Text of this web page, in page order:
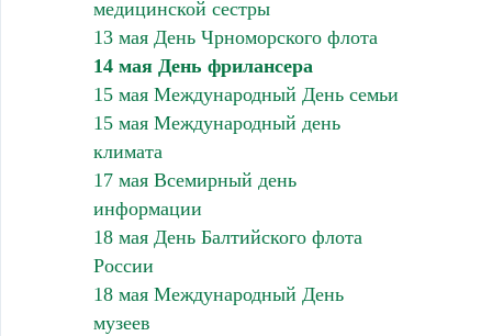
медицинской сестры
13 мая День Чрноморского флота
14 мая День фрилансера
15 мая Международный День семьи
15 мая Международный день
климата
17 мая Всемирный день
информации
18 мая День Балтийского флота
России
18 мая Международный День
музеев